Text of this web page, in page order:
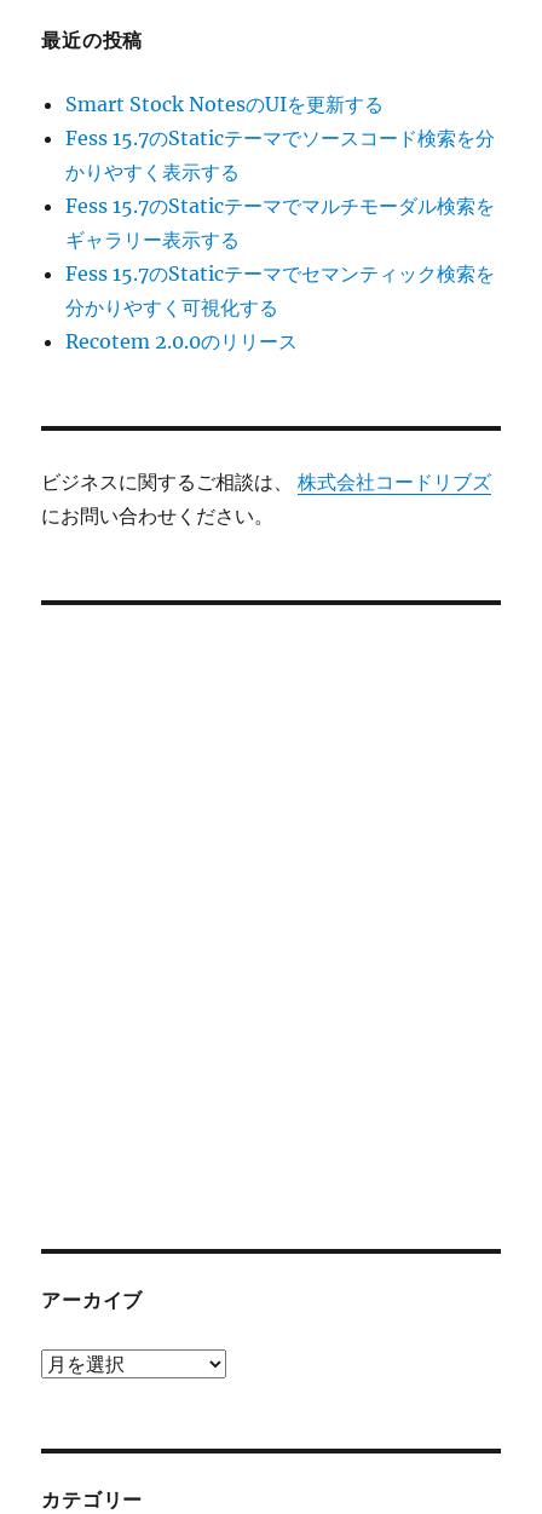
最近の投稿
Smart Stock NotesのUIを更新する
Fess 15.7のStaticテーマでソースコード検索を分
かりやすく表示する
Fess 15.7のStaticテーマでマルチモーダル検索を
ギャラリー表示する
Fess 15.7のStaticテーマでセマンティック検索を
分かりやすく可視化する
Recotem 2.0.0のリリース
ビジネスに関するご相談は、株式会社コードリブズ
にお問い合わせください。
アーカイブ
ア
ブ
カテゴリー